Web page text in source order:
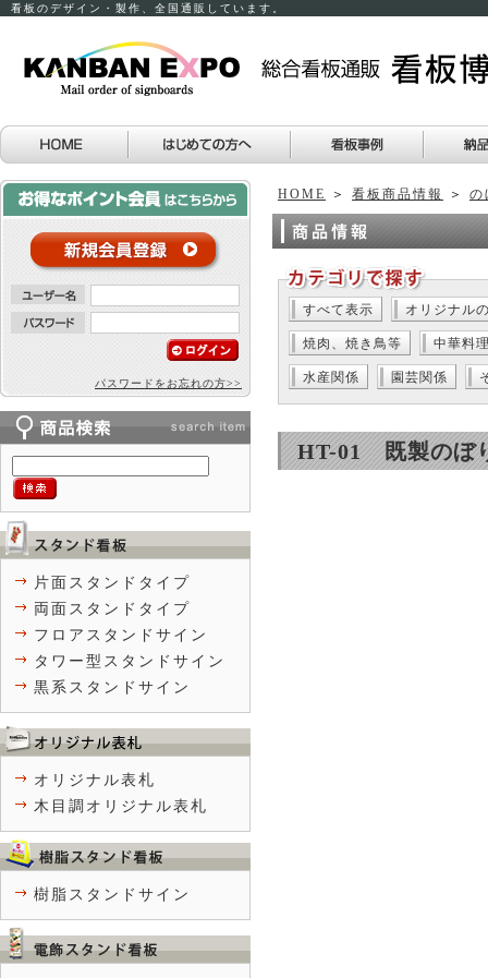
看板のデザイン・製作、全国通販しています。
HOME ＞ 看板商品情報 ＞ の
すべて表示 オリジナル
焼肉、焼き鳥等 中華料
水産関係 園芸関係
HT-01 既製のぼ
パスワードをお忘れの方>>
片面スタンドタイプ
両面スタンドタイプ
フロアスタンドサイン
タワー型スタンドサイン
黒系スタンドサイン
オリジナル表札
木目調オリジナル表札
樹脂スタンドサイン